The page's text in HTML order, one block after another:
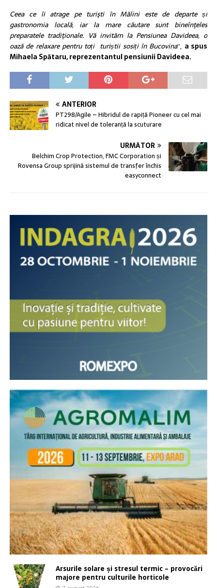
Ceea ce îi atrage pe turişti în Mălini este de departe și
gastronomia locală, iar la mare căutare sunt bineînţeles
preparatele tradiţionale. Vă invităm la Pensiunea Davideea, o
oază de relaxare pentru toți turiștii sosiți în Bucovina”, a spus
Mihaela Spătaru, reprezentantul pensiunii Davideea.
ANTERIOR
PT298/Agile – Hibridul de rapiță Pioneer cu cel mai
ridicat nivel de toleranță la scuturare
URMĂTOR
Belchim Crop Protection, FMC Corporation și
Rovensa Group sprijină sistemul de transfer închis
easyconnect
Arsurile solare și stresul termic – provocări
majore pentru culturile horticole